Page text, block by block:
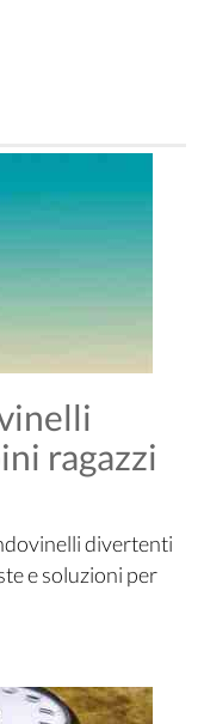
ragazzi
divertenti
e soluzioni per